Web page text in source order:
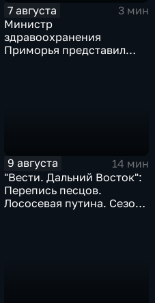
7 августа
3 мин
Министр
здравоохранения
Приморья представил
9 августа
14 мин
"Вести. Дальний Восток":
Перепись песцов.
Лососевая путина. Сезон